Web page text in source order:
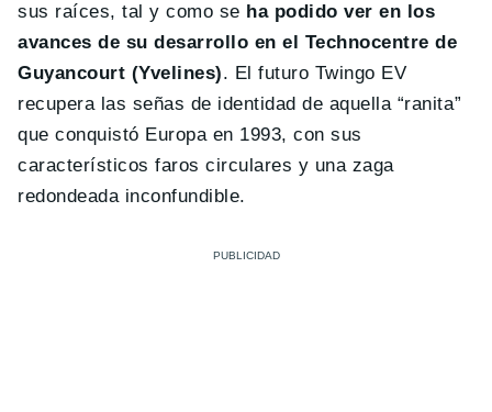
sus raíces, tal y como se ha podido ver en los
avances de su desarrollo en el Technocentre de
Guyancourt (Yvelines). El futuro Twingo EV
recupera las señas de identidad de aquella “ranita”
que conquistó Europa en 1993, con sus
característicos faros circulares y una zaga
redondeada inconfundible.